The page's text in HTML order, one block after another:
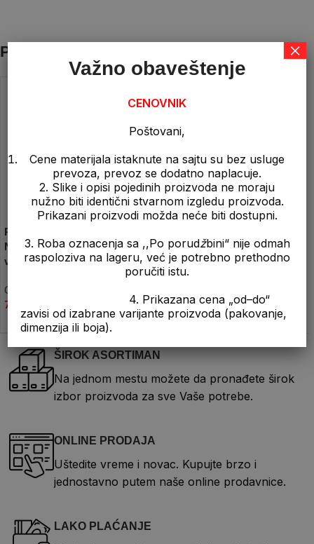
Povezani proizvodi
Pur Pena Pistoljska –
Niskoekspandirajuća
višenamenska pur pena
Ostalo
790,00
Ostalo
540,00
ŠIROK ASORTIMAN
Na jednom mestu možete da pronađete širok
izbor proizvoda za sve Vaše potrebe.
ONLINE PRODAJA
Uštedite vreme i novac. Kupujte brzo i
jednostavno putem naše online prodavnice.
LAKO PLAĆANJE
Važno obaveštenje
CENOVNIK
Poštovani,
Cene materijala istaknute na sajtu su bez usluge
prevoza, prevoz se dodatno naplacuje.
2. Slike i opisi pojedinih proizvoda ne moraju
nužno biti identični stvarnom izgledu proizvoda.
Prikazani proizvodi možda neće biti dostupni.
3. Roba oznacenja sa ,,Po porudžbini“ nije odmah
raspoloziva na lageru, već je potrebno prethodno
poručiti istu.
4. Prikazana cena „od–do“
zavisi od izabrane varijante proizvoda (pakovanje,
dimenzija ili boja).
×